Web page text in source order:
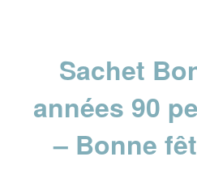
Sachet
années 90
– Bonne